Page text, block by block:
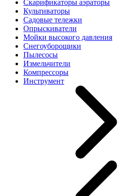
Скарификаторы аэраторы
Культиваторы
Садовые тележки
Опрыскиватели
Мойки высокого давления
Снегоуборощики
Пылесосы
Измельчители
Компрессоры
Инструмент